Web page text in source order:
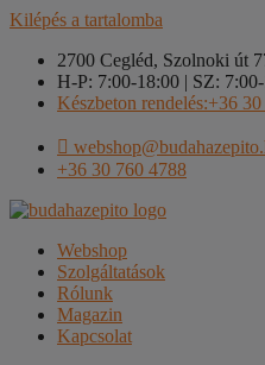
Kilépés a tartalomba
2700 Cegléd, Szolnoki út
H-P: 7:00-18:00 | SZ:
Készbeton rendelés:+36
+36 30 760 4788
Webshop
Szolgáltatások
Rólunk
Magazin
Kapcsolat